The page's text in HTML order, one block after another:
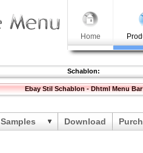
Home
Schablon:
Ebay Stil Schablon - Dhtml Menu Bar
Samples Download